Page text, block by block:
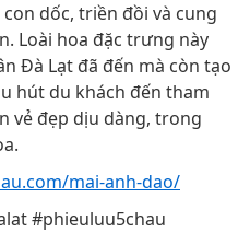
dốc, triền đồi và cung
Loài hoa đặc trưng này
Đà Lạt đã đến mà còn tạo
hút du khách đến tham
vẻ đẹp dịu dàng, trong
mai-anh-dao/
#phieuluu5chau